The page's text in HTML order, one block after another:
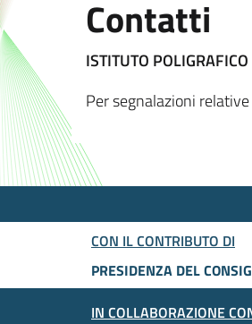
Contatti
ISTITUTO
Per segnalazioni
CON IL CONTRIBUTO DI
PRESIDENZA DEL
IN COLLABORAZIONE